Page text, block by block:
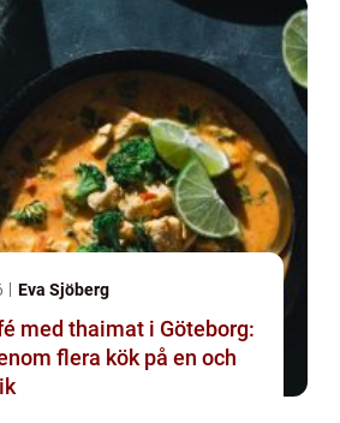
Eva Sjöberg
med thaimat i Göteborg:
flera kök på en och